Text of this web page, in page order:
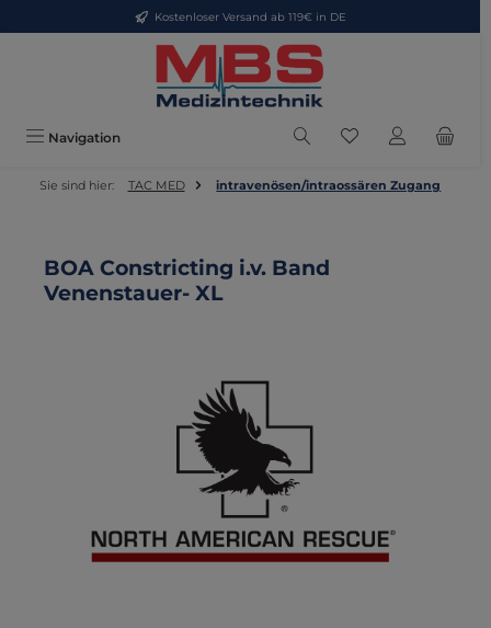
Zum Hauptinhalt springenKostenloser Versand ab 119€ in DE
Navigation Du hast 0
Sie sind hier: TAC MED intravenösen/intraossären Zugang
BOA Constricting i.v. Band
Venenstauer- XL